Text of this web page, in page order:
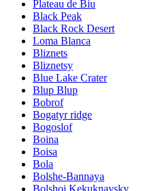
Plateau de Biu
Black Peak
Black Rock Desert
Loma Blanca
Bliznets
Bliznetsy
Blue Lake Crater
Blup Blup
Bobrof
Bogatyr ridge
Bogoslof
Boina
Boisa
Bola
Bolshe-Bannaya
Bolshoi Kekuknaysky